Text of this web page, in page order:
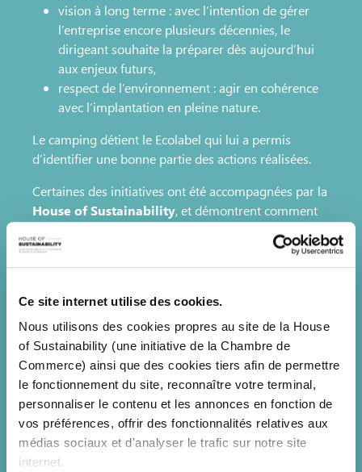
Ce site internet utilise des cookies.
Nous utilisons des cookies propres au site de la House
of Sustainability (une initiative de la Chambre de
Commerce) ainsi que des cookies tiers afin de permettre
le fonctionnement du site, reconnaître votre terminal,
personnaliser le contenu et les annonces en fonction de
vos préférences, offrir des fonctionnalités relatives aux
médias sociaux et d'analyser le trafic sur notre site
internet.
vision à long terme : avec l’intention de gérer
l’entreprise encore plusieurs décennies, le
dirigeant souhaite la préparer dès aujourd’hui
aux enjeux futurs,
respect de l’environnement : agir en cohérence
avec l’implantation en pleine nature.
Le camping détient le Ecolabel qui lui a permis
d’identifier une bonne partie des actions réalisées.
Certaines des initiatives ont été accompagnées par la
House of Sustainability, et démontrent comment
confort et respect de l’environnement.
🔗Écouter le reportage complet (en luxembourgeois)
Dans l’interview,Christiane Kleers’entretient avec
Sabrina Kohn, Senior Sustainability Advisor à la
House of Sustainability , qui présente notre rôle
auprès des entreprises luxembourgeoises :
sensibilisation via des conférences et ateliers